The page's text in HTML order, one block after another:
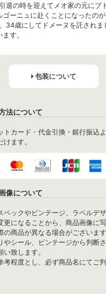
の時を迎えてメオ家の元に
ーニュに赴くことになったの
歳にしてドメーヌを託され
す。
包装について
法について
トカード・代金引換・銀行振込
けます。
像について
ペックやビンテージ、ラベルデ
更になることから、商品画像に
の商品が異なる場合がございま
やシール、ビンテージから判断
い致します。
考程度とし、必ず商品名にてご